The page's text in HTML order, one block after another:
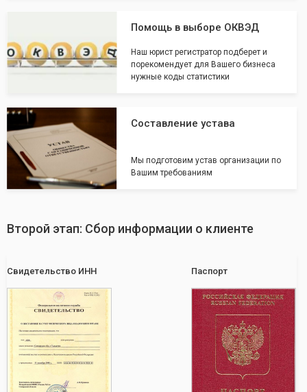
Помощь в выборе ОКВЭД
Наш юрист регистратор подберет и
порекомендует для Вашего бизнеса
нужные коды статистики
Составление устава
Мы подготовим устав организации по
Вашим требованиям
Второй этап: Сбор информации о клиенте
Свидетельство ИНН Паспорт